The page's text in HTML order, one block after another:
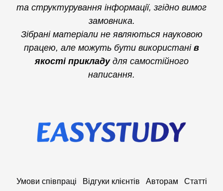
та структурування інформації, згідно вимог
замовника.
Зібрані матеріали не являються науковою
працею, але можуть бути використані в
якості прикладудля самостійного
написання.
Умови співпраці Відгуки клієнтів Авторам
Статті